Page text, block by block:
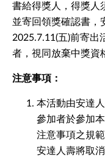
書給得獎人，得獎人
並寄回領獎確認書，
2025.7.11(五)前寄出
者，視同放棄中獎資
注意事項：
本活動由安達
參加者於參加
注意事項之規
安達人壽將取